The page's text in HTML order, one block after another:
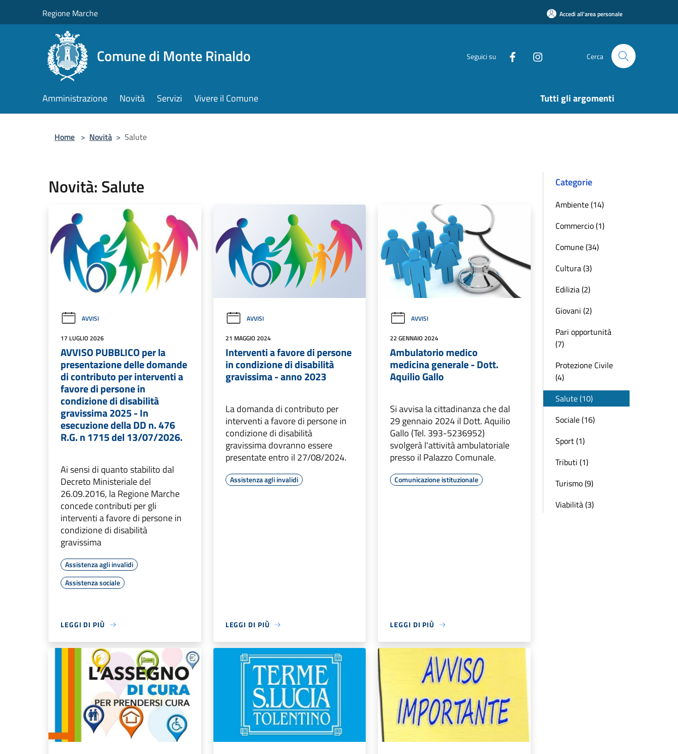
Regione Marche Accedi all'area personale
Comune di Monte Rinaldo Seguici su Cerca
Amministrazione Novità Servizi Vivere il Comune Tutti gli argomenti
Home > Novità > Salute
Novità: Salute
AVVISI
17 LUGLIO 2026
AVVISO PUBBLICO per la
presentazione delle domande
di contributo per interventi a
favore di persone in
condizione di disabilità
gravissima 2025 - In
esecuzione della DD n. 476
R.G. n 1715 del 13/07/2026.
Ai sensi di quanto stabilito dal
Decreto Ministeriale del
26.09.2016, la Regione Marche
concede contributi per gli
interventi a favore di persone in
condizione di disabilità
gravissima
Assistenza agli invalidi
Assistenza sociale
LEGGI DI PIÙ
AVVISI
21 MAGGIO 2024
Interventi a favore di persone
in condizione di disabilità
gravissima - anno 2023
La domanda di contributo per
interventi a favore di persone in
condizione di disabilità
gravissima dovranno essere
presentate entro il 27/08/2024.
Assistenza agli invalidi
LEGGI DI PIÙ
AVVISI
22 GENNAIO 2024
Ambulatorio medico
medicina generale - Dott.
Aquilio Gallo
Si avvisa la cittadinanza che dal
29 gennaio 2024 il Dott. Aquilio
Gallo (Tel. 393-5236952)
svolgerà l'attività ambulatoriale
presso il Palazzo Comunale.
Comunicazione istituzionale
LEGGI DI PIÙ
Categorie
Ambiente (14)
Commercio (1)
Comune (34)
Cultura (3)
Edilizia (2)
Giovani (2)
Pari opportunità
(7)
Protezione Civile
(4)
Salute (10)
Sociale (16)
Sport (1)
Tributi (1)
Turismo (9)
Viabilità (3)